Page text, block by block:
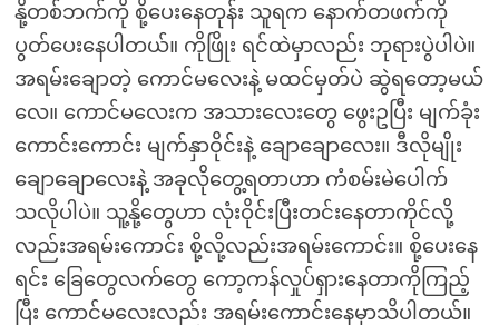
နို့တစ်ဘက်ကို စို့ပေးနေတုန်း သူရက နောက်တဖက်ကို
ပွတ်ပေးနေပါတယ်။ ကိုဖြိုး ရင်ထဲမှာလည်း ဘုရားပွဲပါပဲ။
အရမ်းချောတဲ့ ကောင်မလေးနဲ့ မထင်မှတ်ပဲ ဆွဲရတော့မယ်
လေ။ ကောင်မလေးက အသားလေးတွေ ဖွေးဥပြီး မျက်ခုံး
ကောင်းကောင်း မျက်နှာဝိုင်းနဲ့ ချောချောလေး။ ဒီလိုမျိုး
ချောချောလေးနဲ့ အခုလိုတွေ့ရတာဟာ ကံစမ်းမဲပေါက်
သလိုပါပဲ။ သူ့နို့တွေဟာ လုံးဝိုင်းပြီးတင်းနေတာကိုင်လို့
လည်းအရမ်းကောင်း စို့လို့လည်းအရမ်းကောင်း။ စို့ပေးနေ
ရင်း ခြေတွေလက်တွေ ကော့ကန်လှုပ်ရှားနေတာကိုကြည့်
ပြီး ကောင်မလေးလည်း အရမ်းကောင်းနေမှာသိပါတယ်။